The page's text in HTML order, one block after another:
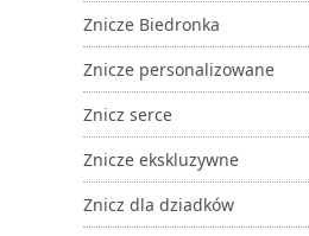
Znicze Biedronka
Znicze personalizowane
Znicz serce
Znicze ekskluzywne
Znicz dla dziadków